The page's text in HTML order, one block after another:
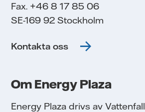
Fax. +46 8 17 85 06
SE-169 92 Stockholm
Kontakta oss
Om Energy Plaza
Energy Plaza drivs av Vattenfall